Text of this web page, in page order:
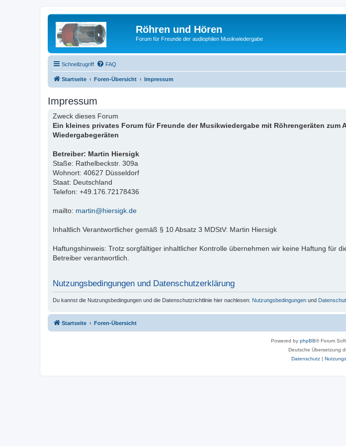
Röhren und Hören
Forum für Freunde der audiophilen Musikwiedergabe
Schnellzugriff FAQ
Startseite Foren-Übersicht Impressum
Impressum
Zweck dieses Forum
Ein kleines privates Forum für Freunde der Musikwiedergabe mit Röhrengeräten
Wiedergabegeräten
Betreiber: Martin Hiersigk
Staße: Rathelbeckstr. 309a
Wohnort: 40627 Düsseldorf
Staat: Deutschland
Telefon: +49.176.72178436
mailto: martin@hiersigk.de
Inhaltlich Verantwortlicher gemäß § 10 Absatz 3 MDStV: Martin Hiersigk
Haftungshinweis: Trotz sorgfältiger inhaltlicher Kontrolle übernehmen wir keine Haftung für
Betreiber verantwortlich.
Nutzungsbedingungen und Datenschutzerklärung
Du kannst die Nutzungsbedingungen und die Datenschutzrichtlinie hier nachlesen: Nutzungsbedingungen und
Startseite Foren-Übersicht
Powered by phpBB® Forum
Deutsche Übersetzung
Datenschutz|